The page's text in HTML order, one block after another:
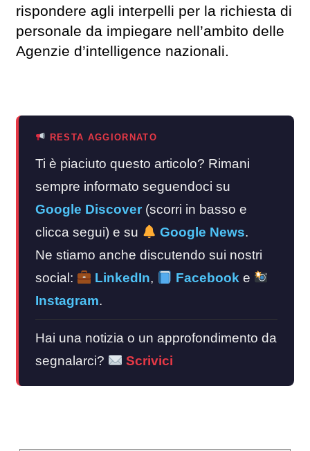
rispondere agli interpelli per la richiesta di
personale da impiegare nell’ambito delle
Agenzie d’intelligence nazionali.
RESTA AGGIORNATO
Ti è piaciuto questo articolo? Rimani
sempre informato seguendoci su
Google Discover (scorri in basso e
clicca segui) e su
Google News.
Ne stiamo anche discutendo sui nostri
social:
LinkedIn, Facebook e
Instagram.
Hai una notizia o un approfondimento da
segnalarci?
Scrivici